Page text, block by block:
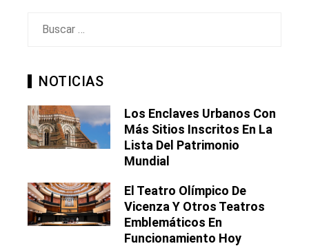
NOTICIAS
Los Enclaves Urbanos Con
Más Sitios Inscritos En La
Lista Del Patrimonio
Mundial
El Teatro Olímpico De
Vicenza Y Otros Teatros
Emblemáticos En
Funcionamiento Hoy